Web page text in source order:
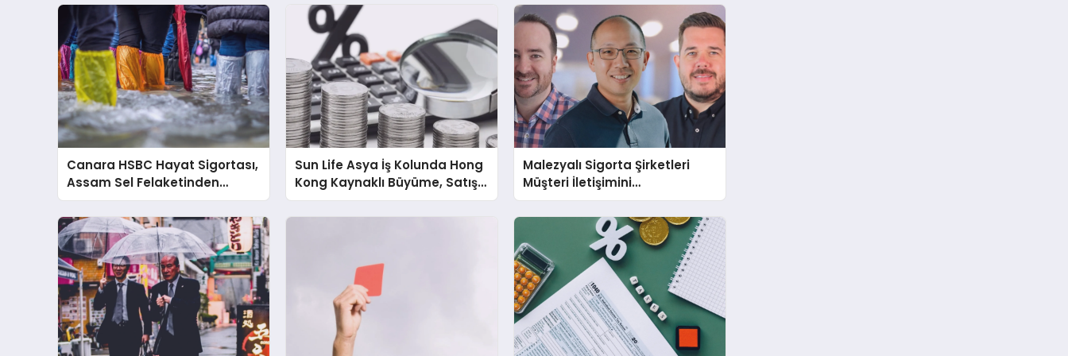
Canara HSBC Hayat Sigortası,
Assam Sel Felaketinden
Etkilenen Poliçe Sahipleri İçin
Hızlandırılmış Hasar Süreci
Başlattı
Sun Life Asya İş Kolunda Hong
Kong Kaynaklı Büyüme, Satış
ve Kâr Artışı
Malezyalı Sigorta Şirketleri
Müşteri İletişimini
Basitleştirme ve Ödeme
Sistemlerini Modernize Etme
Baskısı Altında